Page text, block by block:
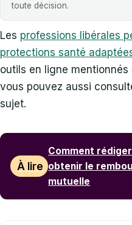
toute décision.
Les professions libérales
protections santé
outils en ligne
vous pouvez aussi
sujet.
À lire
Comment
obtenir le
mutuelle